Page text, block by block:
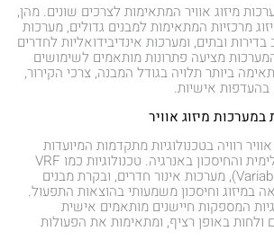
מיזוג אוויר המתאימות לצרכים שונים. מהן,
מרכזיות המתאימות למבנים גדולים, מערכות
ובתים, ומערכות אינדיבידואליות לחדרים
מציעה פתרונות מותאמים לשימושים
ביותר תלויה בגודל המבנה, צרכי הקירור,
אישיות.
מיזוג אוויר
רוויה בטכנולוגיות מתקדמות המיועדות
לשיפור היעילות האקלימית והחיסכון באנרגיה. טכנולוגיות כמו VRF
(Variable Refrigerant Flow), מערכות אינור חדרים, ובקרת מבנים
וחיסכון משמעותי בהוצאות התפעול.
המספקות חיישנים מותאמים אישית
באופן רציף, ומתאימות את הפעולות